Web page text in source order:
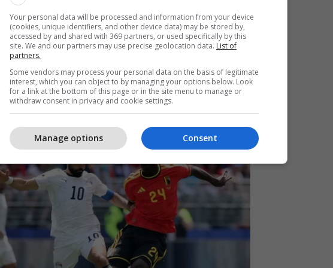
dhe Egjipti ndanë pikët në një ndeshje të luftuar
1-1. Egjiptianët treguan organizim të
belgët shmangën humbjen falë reagimit në
Your personal data will be processed and information from your device
(cookies, unique identifiers, and other device data) may be stored by,
accessed by and shared with 369 partners, or used specifically by this
site. We and our partners may use precise geolocation data. List of
partners.
Some vendors may process your personal data on the basis of legitimate
interest, which you can object to by managing your options below. Look
for a link at the bottom of this page or in the site menu to manage or
withdraw consent in privacy and cookie settings.
Consent
Manage options